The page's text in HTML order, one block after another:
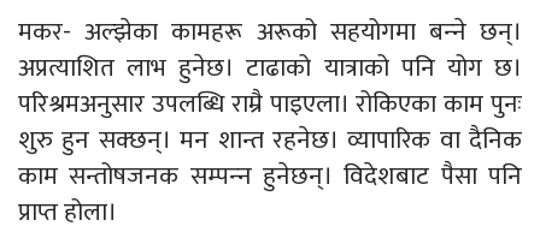
मकर- अल्झेका कामहरू अरूको सहयोगमा बन्‍ने छन्।
अप्रत्याशित लाभ हुनेछ। टाढाको यात्राको पनि योग छ।
परिश्रमअनुसार उपलब्धि राम्रै पाइएला। रोकिएका काम पुनः
शुरु हुन सक्छन्। मन शान्त रहनेछ। व्यापारिक वा दैनिक
काम सन्तोषजनक सम्पन्‍न हुनेछन्। विदेशबाट पैसा पनि
प्राप्त होला।